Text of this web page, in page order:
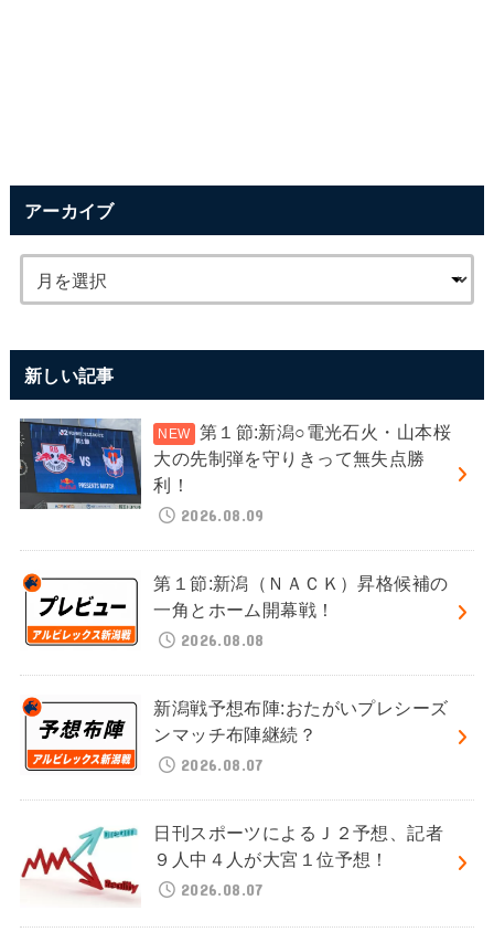
アーカイブ
新しい記事
第１節:新潟○電光石火・山本桜
大の先制弾を守りきって無失点勝
利！
2026.08.09
第１節:新潟（ＮＡＣＫ）昇格候補の
一角とホーム開幕戦！
2026.08.08
新潟戦予想布陣:おたがいプレシーズ
ンマッチ布陣継続？
2026.08.07
日刊スポーツによるＪ２予想、記者
９人中４人が大宮１位予想！
2026.08.07